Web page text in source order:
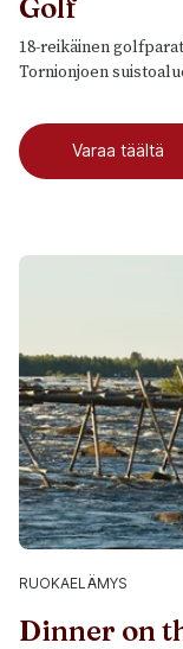
Golf
18-reikäinen
Tornionjoen
Varaa täältä
RUOKAELÄMYS
Dinner on